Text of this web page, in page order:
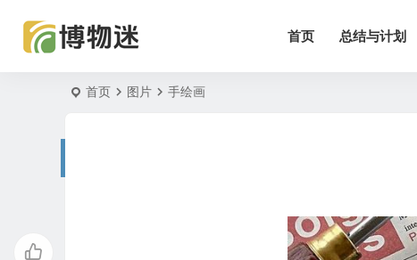
首页 总结与计划
首页 图片 手绘画